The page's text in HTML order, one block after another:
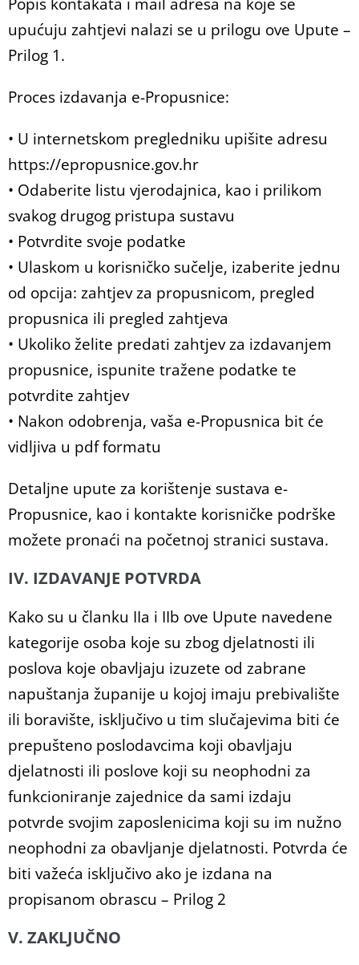
upućuju zahtjevi nalazi se u prilogu ove Upute –
Prilog 1.
Proces izdavanja e-Propusnice:
• U internetskom pregledniku upišite adresu
https://epropusnice.gov.hr
• Odaberite listu vjerodajnica, kao i prilikom
svakog drugog pristupa sustavu
• Potvrdite svoje podatke
• Ulaskom u korisničko sučelje, izaberite jednu
od opcija: zahtjev za propusnicom, pregled
propusnica ili pregled zahtjeva
• Ukoliko želite predati zahtjev za izdavanjem
propusnice, ispunite tražene podatke te
potvrdite zahtjev
• Nakon odobrenja, vaša e-Propusnica bit će
vidljiva u pdf formatu
Detaljne upute za korištenje sustava e-
Propusnice, kao i kontakte korisničke podrške
možete pronaći na početnoj stranici sustava.
IV. IZDAVANJE POTVRDA
Kako su u članku IIa i IIb ove Upute navedene
kategorije osoba koje su zbog djelatnosti ili
poslova koje obavljaju izuzete od zabrane
napuštanja županije u kojoj imaju prebivalište
ili boravište, isključivo u tim slučajevima biti će
prepušteno poslodavcima koji obavljaju
djelatnosti ili poslove koji su neophodni za
funkcioniranje zajednice da sami izdaju
potvrde svojim zaposlenicima koji su im nužno
neophodni za obavljanje djelatnosti. Potvrda će
biti važeća isključivo ako je izdana na
propisanom obrascu – Prilog 2
V. ZAKLJUČNO